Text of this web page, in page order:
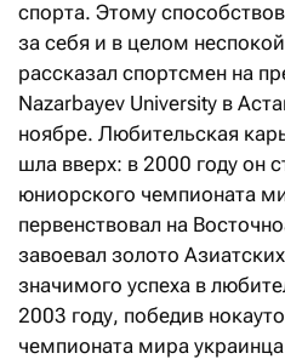
спорта. Этому
за себя и в целом
рассказал спортсмен на
Nazarbayev University в
ноябре. Любительская
шла вверх: в 2000 году он
юниорского чемпионата
первенствовал на
завоевал золото
значимого успеха в
2003 году, победив
чемпионата мира